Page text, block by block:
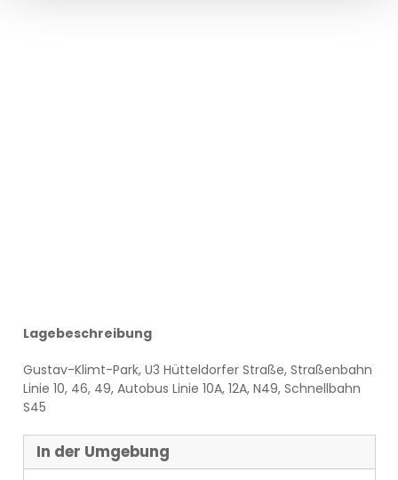
Lagebeschreibung
Gustav-Klimt-Park, U3 Hütteldorfer Straße, Straßenbahn
Linie 10, 46, 49, Autobus Linie 10A, 12A, N49, Schnellbahn
S45
In der Umgebung